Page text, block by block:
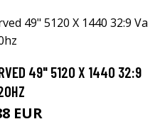
49" 5120 X 1440 32:9
EUR